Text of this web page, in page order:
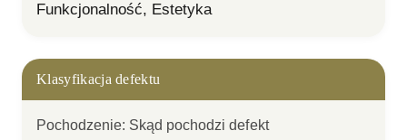
Funkcjonalność, Estetyka
Klasyfikacja defektu
Pochodzenie: Skąd pochodzi defekt